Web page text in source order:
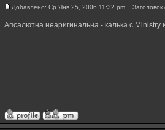
Добавлено: Ср Янв 25, 2006 11:32 pm Заголовок
Апсалютна неаригинальна - калька с Ministry